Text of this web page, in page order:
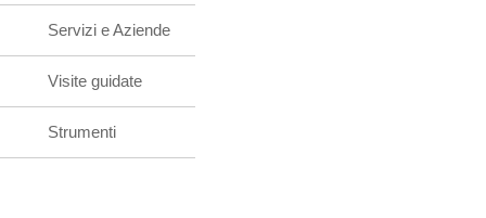
Servizi e Aziende
Visite guidate
Strumenti